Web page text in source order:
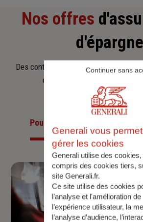
Nos offres
d'épargne
Des contrats clairs et flexibles pour
d’aujourd’hui et anticiper ceux
Pour les particuliers Pour les
Generali vous
gérer les cookies
Generali utilise des cookies,
compris des cookies tiers,
site Generali.fr.
Ce site utilise des cookies
l’analyse et l'amélioration de
l’expérience utilisateur, la
l’analyse d’audience,
Continuer sans